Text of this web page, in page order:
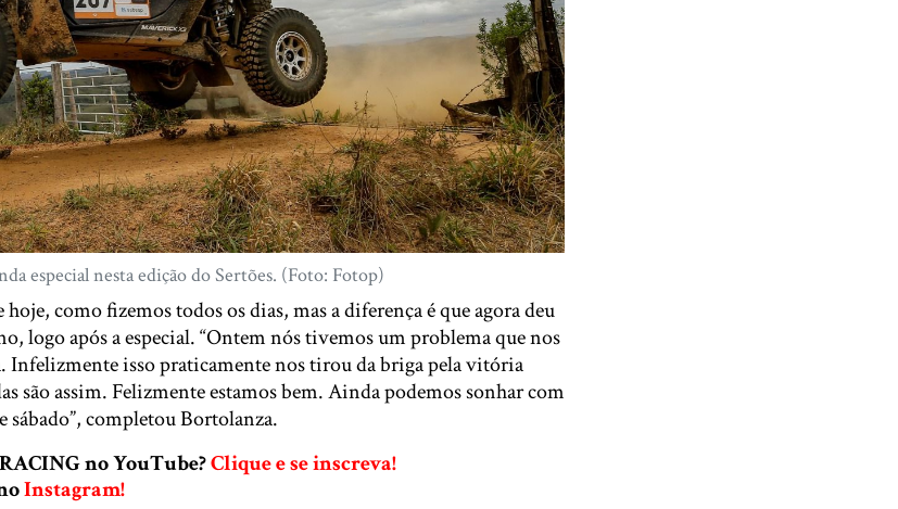
especial nesta edição do Sertões. (Foto: Fotop)
como fizemos todos os dias, mas a diferença é que agora deu
logo após a especial. “Ontem nós tivemos um problema que nos
Infelizmente isso praticamente nos tirou da briga pela vitória
são assim. Felizmente estamos bem. Ainda podemos sonhar com
sábado”, completou Bortolanza.
no YouTube?Clique e se inscreva!
Instagram!